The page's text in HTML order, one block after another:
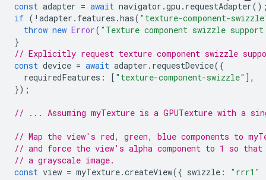
const adapter = await navigator .gpu . requestAdapter
if ( ! adapter . features .has( "texture-component-
throw new Error( "Texture component swizzle
}
// Explicitly request texture component swizzle
const device = await adapter . requestDevice({
requiredFeatures : [ "texture-component-swizzle" ],
});
// ... Assuming myTexture is a GPUTexture with a
// Map the view's red, green, blue components to
// and force the view's alpha component to 1 so
// a grayscale image.
const view = myTexture.createView({ swizzle : "rrr1"